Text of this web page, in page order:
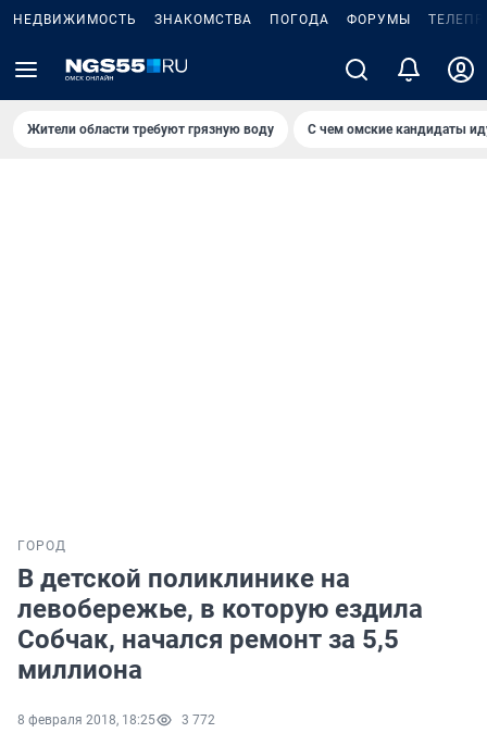
НЕДВИЖИМОСТЬ ЗНАКОМСТВА ПОГОДА ФОРУМЫ
Жители области требуют грязную воду С чем омские кандидаты
ГОРОД
В детской поликлинике на
левобережье, в которую ездила
Собчак, начался ремонт за 5,5
миллиона
8 февраля 2018, 18:25 3 772